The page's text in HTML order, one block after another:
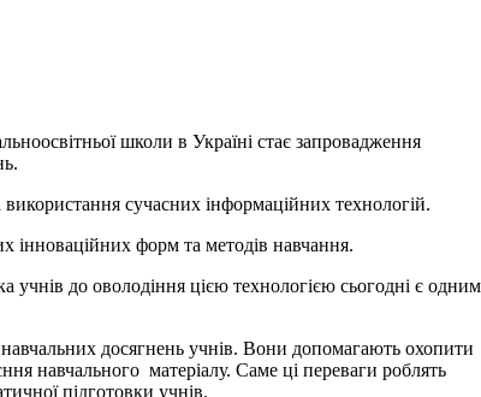
школи в Україні стає запровадження
сучасних інформаційних технологій.
інноваційних форм та методів навчання.
учнів до оволодіння цією технологією сьогодні є одним
досягнень учнів. Вони допомагають охопити
навчального матеріалу. Саме ці переваги роблять
підготовки учнів.